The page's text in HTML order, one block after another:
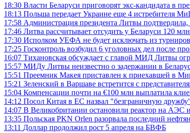
18:30 Власти Беларуси приговорят экс-кандидата в
18:13 Польша передает Украине еще 4 истребителя
17:58 Администрация президента Литвы
17:46 Литва рассчитывает отсудить у Беларуси 120
17:30 Исполком УЕФА не будет исключать из
17:25 Госконтроль возбудил 6 уголовных дел после
16:07 Тихановская обсуждает с главой МИД Литвы
15:57 МИДу Литвы неизвестно о задержании в
15:51 Преемник Макея приставлен к приехавшей в
15:21 Зеленский в Варшаве встретится с
15:04 Компенсации почти на €100 млн выплатила
14:12 Посол Китая в ЕС назвал "безграничную
14:07 В Великобритании остановили реактор на АЭС
13:35 Польская PKN Orlen разорвала последний
13:11 Доллар продолжил рост 5 апреля на БВФБ